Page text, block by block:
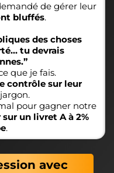
de gérer leur
bluffés.
des choses
tu devrais
que je fais.
contrôle sur leur
pour gagner notre
un livret A à 2%
.
avec